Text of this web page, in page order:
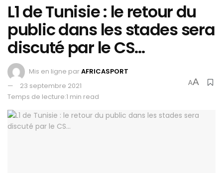
L1 de Tunisie : le retour du
public dans les stades sera
discuté par le CS…
Mis en ligne parAFRICASPORT
23 septembre 2021
Temps de lecture:1 min read
AA